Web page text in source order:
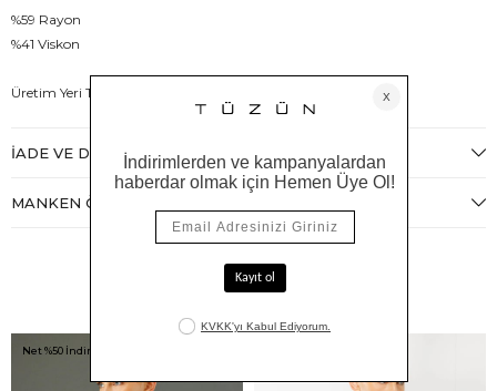
%59 Rayon
%41 Viskon
Üretim Yeri Türkiye
İADE VE DEĞIŞIM
MANKEN ÖLÇÜLERI
Benzer Ürünler
Net %50 İndirim!